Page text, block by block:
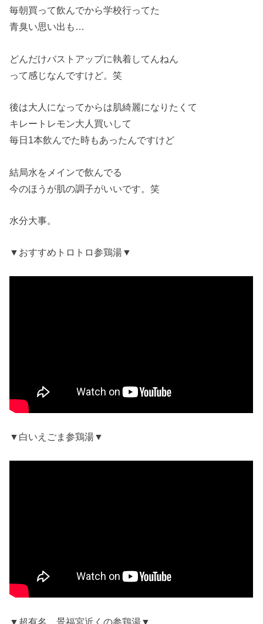
毎朝買って飲んでから学校行ってた
青臭い思い出も…
どんだけバストアップに執着してんねん
って感じなんですけど。笑
後は大人になってからは肌綺麗になりたくて
キレートレモン大人買いして
毎日1本飲んでた時もあったんですけど
結局水をメインで飲んでる
今のほうが肌の調子がいいです。笑
水分大事。
▼おすすめトロトロ参鶏湯▼
▼白いえごま参鶏湯▼
▼超有名、景福宮近くの参鶏湯▼